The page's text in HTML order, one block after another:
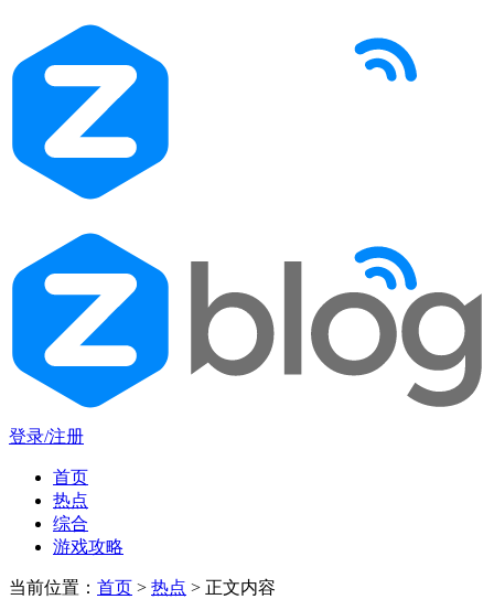
登录/注册
首页
热点
综合
游戏攻略
当前位置： 首页 > 热点 > 正文内容